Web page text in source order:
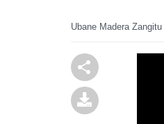
Ubane Madera Zangitu